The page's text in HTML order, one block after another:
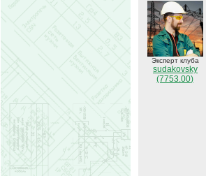
Эксперт клуба
sudakovsky
(7753.00)